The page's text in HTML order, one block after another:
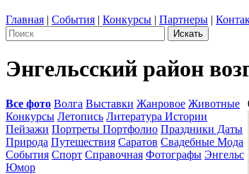
Главная | События | Конкурсы | Партнеры |
Энгельсский район
Все фото Волга Выставки Жанровое Животные
Конкурсы Летопись Литература Истории
Пейзажи Портреты Портфолио Праздники Даты
Природа Путешествия Саратов Свадебные Мода
События Спорт Справочная Фотографы Энгельс
Юмор